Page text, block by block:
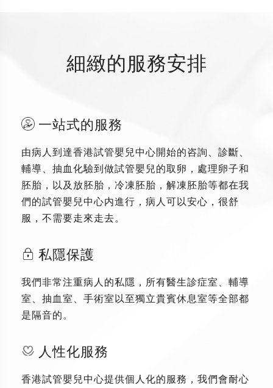
細緻的服務安排
一站式的服務
由病人到達香港試管嬰兒中心開始的咨詢、診斷、
輔導、抽血化驗到做試管嬰兒的取卵，處理卵子和
胚胎，以及放胚胎，冷凍胚胎，解凍胚胎等都在我
們的試管嬰兒中心内進行，病人可以安心，很舒
服，不需要走來走去。
私隱保護
我們非常注重病人的私隱，所有醫生診症室、輔導
室、抽血室、手術室以至獨立貴賓休息室等全部都
是隔音的。
人性化服務
香港試管嬰兒中心提供個人化的服務，我們會耐心